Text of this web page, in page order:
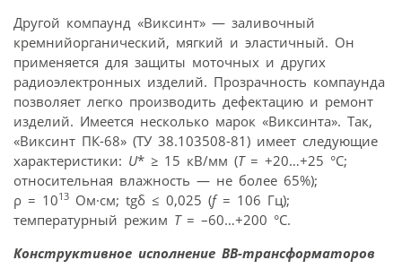
Другой компаунд «Виксинт» — заливочный
кремнийорганический, мягкий и эластичный. Он
применяется для защиты моточных и других
радиоэлектронных изделий. Прозрачность компаунда
позволяет легко производить дефектацию и ремонт
изделий. Имеется несколько марок «Виксинта». Так,
«Виксинт ПК-68» (ТУ 38.103508-81) имеет следующие
характеристики: U* ≥ 15 кВ/мм (Т= +20…+25 °C;
относительная влажность — не более 65%);
ρ = 1013 Ом·см; tgδ ≤ 0,025 (f= 106 Гц);
температурный режим Т= –60…+200 °C.
Конструктивное исполнение ВВ-трансформаторов